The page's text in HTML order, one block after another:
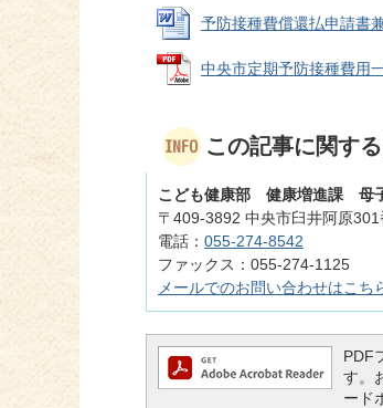
予防接種費償還払申請書
中央市定期予防接種費用
この記事に関す
こども健康部 健康増進課 母子
〒409-3892 中央市臼井阿原301
電話： 055-274-8542
ファックス：055-274-1125
メールでのお問い合わせはこち
PDF
す。
ード